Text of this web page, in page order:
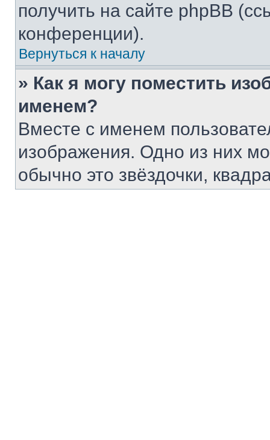
получить на сайте phpBB
конференции).
Вернуться к началу
» Как я могу поместить
именем?
Вместе с именем
изображения. Одно из них
обычно это звёздочки,